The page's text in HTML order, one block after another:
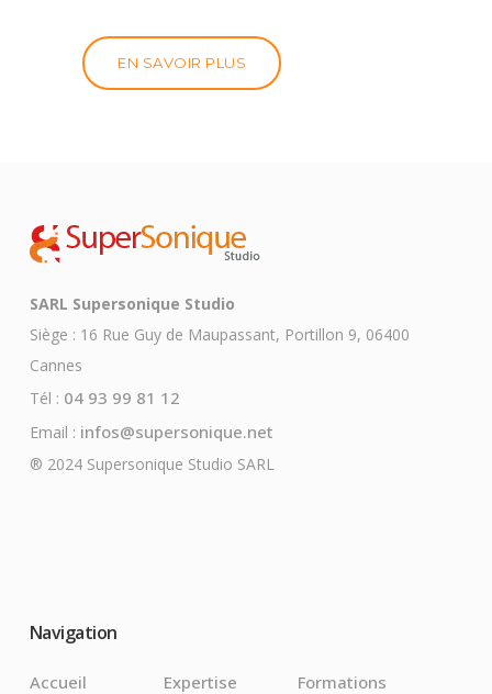
EN SAVOIR PLUS
SARL Supersonique Studio
Siège : 16 Rue Guy de Maupassant, Portillon 9, 06400
Cannes
Tél : 04 93 99 81 12
Email : infos@supersonique.net
® 2024 Supersonique Studio SARL
Navigation
Accueil Expertise Formations